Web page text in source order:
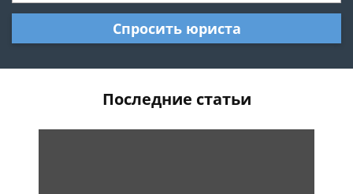
Спросить юриста
Последние статьи